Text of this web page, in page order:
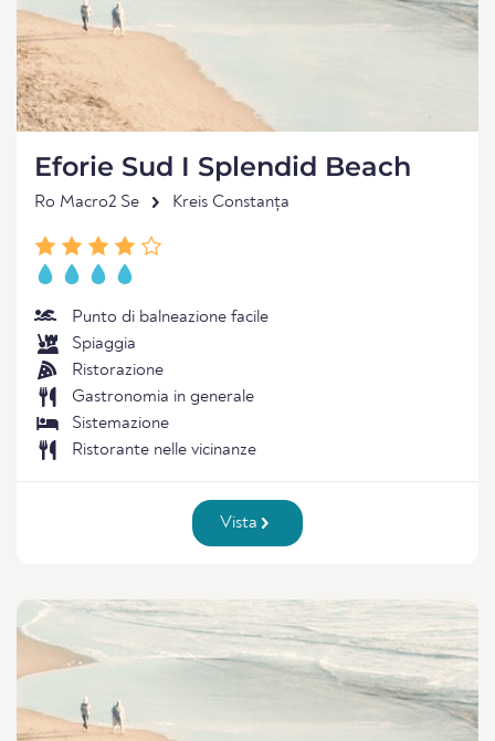
Eforie Sud I Splendid Beach
Ro Macro2 Se Kreis Constanța
Punto di balneazione facile
Spiaggia
Ristorazione
Gastronomia in generale
Sistemazione
Ristorante nelle vicinanze
Vista